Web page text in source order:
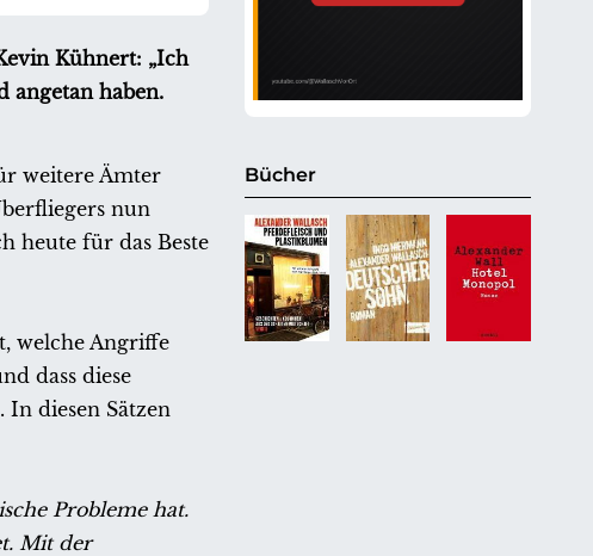
Kühnert: „Ich
angetan haben.
weitere Ämter
nun
heute für das Beste
welche Angriffe
dass diese
diesen Sätzen
Probleme hat.
Mit der
Bücher